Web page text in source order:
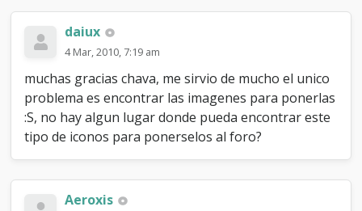
daiux
4 Mar, 2010, 7:19 am
muchas gracias chava, me sirvio de mucho el unico
problema es encontrar las imagenes para ponerlas
:S, no hay algun lugar donde pueda encontrar este
tipo de iconos para ponerselos al foro?
Aeroxis